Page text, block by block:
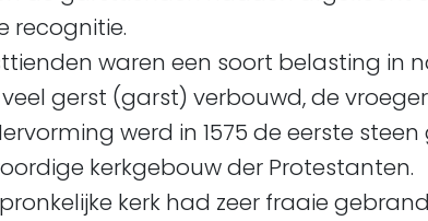
recognitie.
waren een soort belasting in
gerst (garst) verbouwd, de
werd in 1575 de eerste
kerkgebouw der Protestanten.
kerk had zeer fraaie